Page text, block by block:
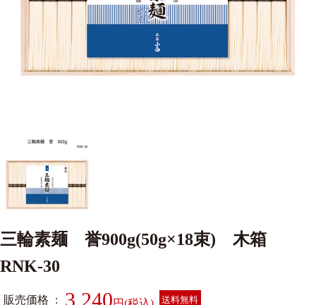
三輪素麺 誉900g(50g×18束) 木箱
RNK-30
販売価格 3,240 送料無料